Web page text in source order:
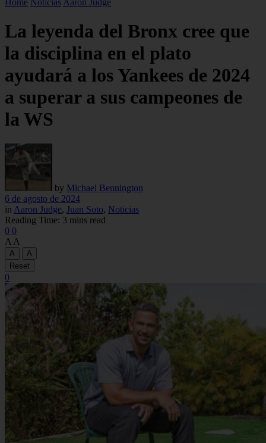
Home Noticias Aaron Judge
La leyenda del Bronx cree que
la disciplina en el plato
ayudará a los Yankees de 2024
a superar a sus campeones de
la WS
by Michael Bennington
6 de agosto de 2024
in Aaron Judge, Juan Soto, Noticias
Reading Time: 3 mins read
0 0
A A
A
A
Reset
0